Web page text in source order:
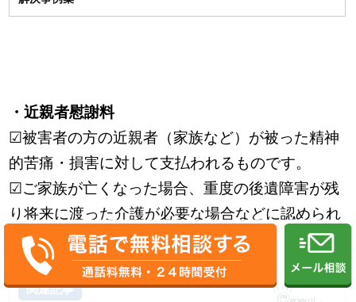
・近親者慰謝料
☑被害者の方の近親者（家族など）が被った精神
的苦痛・損害に対して支払われるものです。
☑ご家族が亡くなった場合、重度の後遺障害が残
り将来に渡った介護が必要な場合などに認められ
ます。